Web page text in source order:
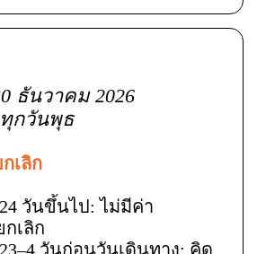
ธันวาคม 2026
กวันพุธ
เลิก
วันขึ้นไป: ไม่มีค่า
เลิก
วันก่อนวันเดินทาง: คิด